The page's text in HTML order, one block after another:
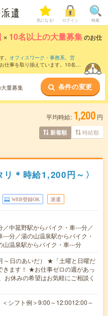
気になる! ログイン 検索
× 10名以上の大量募集のお仕
。 オフィスワーク・事務系、 営
仕事を取り揃えています。10名以
量募集 条件の変更
平均時給: 1,200 円
新着順 時給順
＊時給1,200円～〉
WEB登録OK 派遣
中菰野駅からバイク・車---分／
分／湯の山温泉駅からバイク・
温泉駅からバイク・車---分
～日のあいだ） ★「土曜と日曜だ
きます！ ★お仕事ゼロの週があっ
お休みの希望はお気軽にご相談く
＜シフト例＞9:00～12:0012:00～